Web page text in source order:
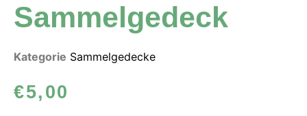
Sammelgedeck
Kategorie Sammelgedecke
€5,00